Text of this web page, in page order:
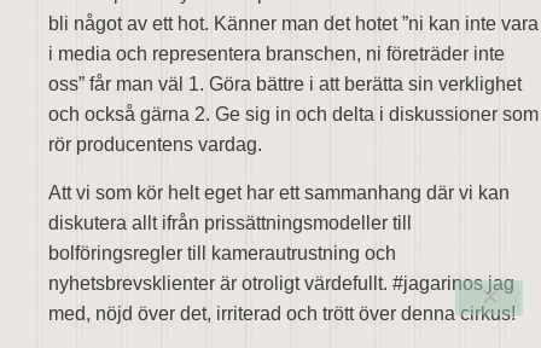
bli något av ett hot. Känner man det hotet ”ni kan inte vara
i media och representera branschen, ni företräder inte
oss” får man väl 1. Göra bättre i att berätta sin verklighet
och också gärna 2. Ge sig in och delta i diskussioner som
rör producentens vardag.
Att vi som kör helt eget har ett sammanhang där vi kan
diskutera allt ifrån prissättningsmodeller till
bolföringsregler till kamerautrustning och
nyhetsbrevsklienter är otroligt värdefullt. #jagarinos jag
med, nöjd över det, irriterad och trött över denna cirkus!